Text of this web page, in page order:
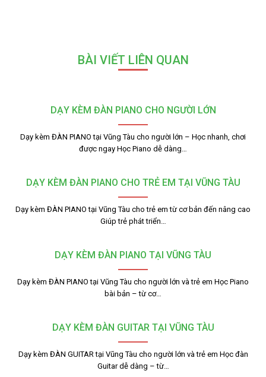
BÀI VIẾT LIÊN QUAN
DẠY KÈM ĐÀN PIANO CHO NGƯỜI LỚN
Dạy kèm ĐÀN PIANO tại Vũng Tàu cho người lớn – Học nhanh, chơi
được ngay Học Piano dễ dàng…
DẠY KÈM ĐÀN PIANO CHO TRẺ EM TẠI VŨNG TÀU
Dạy kèm ĐÀN PIANO tại Vũng Tàu cho trẻ em từ cơ bản đến nâng cao
Giúp trẻ phát triển…
DẠY KÈM ĐÀN PIANO TẠI VŨNG TÀU
Dạy kèm ĐÀN PIANO tại Vũng Tàu cho người lớn và trẻ em Học Piano
bài bản – từ cơ…
DẠY KÈM ĐÀN GUITAR TẠI VŨNG TÀU
Dạy kèm ĐÀN GUITAR tại Vũng Tàu cho người lớn và trẻ em Học đàn
Guitar dễ dàng – từ…